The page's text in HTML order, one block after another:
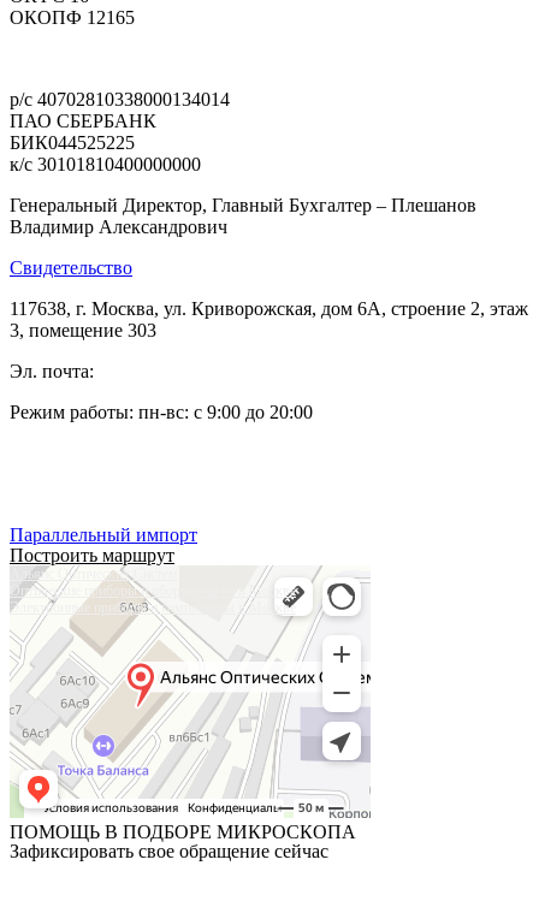
ОКОПФ 12165
р/с 40702810338000134014
ПАО СБЕРБАНК
БИК044525225
к/с 30101810400000000
Генеральный Директор, Главный Бухгалтер – Плешанов
Владимир Александрович
Свидетельство
117638, г. Москва, ул. Криворожская, дом 6А, строение 2, этаж
3, помещение 303
Эл. почта:
Режим работы: пн-вс: с 9:00 до 20:00
Параллельный импорт
Построить маршрут
Альянс Оптических Систем
Оптические приборы и оборудование в Москве
Электронные приборы и компоненты в Москве
ПОМОЩЬ В ПОДБОРЕ МИКРОСКОПА
Зафиксировать свое обращение сейчас